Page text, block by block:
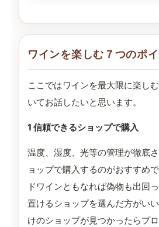
ワインを楽しむ７つのポ
ここではワインを最大限に楽し
いてお話したいと思います。
1 信頼できるショップで購入
温度、湿度、光等の管理が徹底
ョップで購入するのがおすすめ
ドワインともなれば偽物も出回
置けるショップを選んだ方がい
けのショップが見つかったらプ